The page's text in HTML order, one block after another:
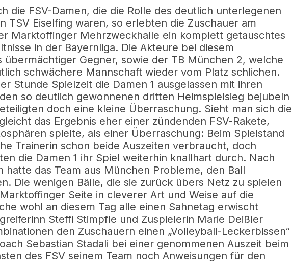
die FSV-Damen, die die Rolle des deutlich unterlegenen
TSV Eiselfing waren, so erlebten die Zuschauer am
Marktoffinger Mehrzweckhalle ein komplett getauschtes
in der Bayernliga. Die Akteure bei diesem
übermächtiger Gegner, sowie der TB München 2, welche
schwächere Mannschaft wieder vom Platz schlichen.
Stunde Spielzeit die Damen 1 ausgelassen mit ihren
so deutlich gewonnenen dritten Heimspielsieg bejubeln
doch eine kleine Überraschung. Sieht man sich die
das Ergebnis eher einer zündenden FSV-Rakete,
spielte, als einer Überraschung: Beim Spielstand
Trainerin schon beide Auszeiten verbraucht, doch
die Damen 1 ihr Spiel weiterhin knallhart durch. Nach
hatte das Team aus München Probleme, den Ball
Die wenigen Bälle, die sie zurück übers Netz zu spielen
Seite in cleverer Art und Weise auf die
wohl an diesem Tag alle einen Sahnetag erwischt
Steffi Stimpfle und Zuspielerin Marie Deißler
den Zuschauern einen „Volleyball-Leckerbissen“
Sebastian Stadali bei einer genommenen Auszeit beim
des FSV seinem Team noch Anweisungen für den